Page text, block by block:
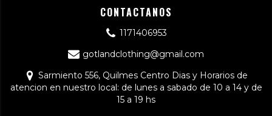
CONTACTANOS
1171406953
gotlandclothing@gmail.com
Sarmiento 556, Quilmes Centro Dias y Horarios de
atencion en nuestro local: de lunes a sabado de 10 a 14 y de
15 a 19 hs